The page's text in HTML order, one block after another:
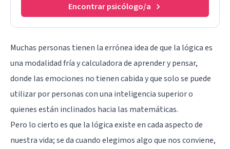
Encontrar psicólogo/a
Muchas personas tienen la errónea idea de que la lógica es
una modalidad fría y calculadora de aprender y pensar,
donde las emociones no tienen cabida y que solo se puede
utilizar por personas con una inteligencia superior o
quienes están inclinados hacia las matemáticas.
Pero lo cierto es que la lógica existe en cada aspecto de
nuestra vida; se da cuando elegimos algo que nos conviene,